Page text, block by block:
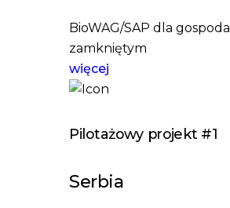
BioWAG/SAP dla
zamkniętym
więcej
Pilotażowy projekt #1
Serbia